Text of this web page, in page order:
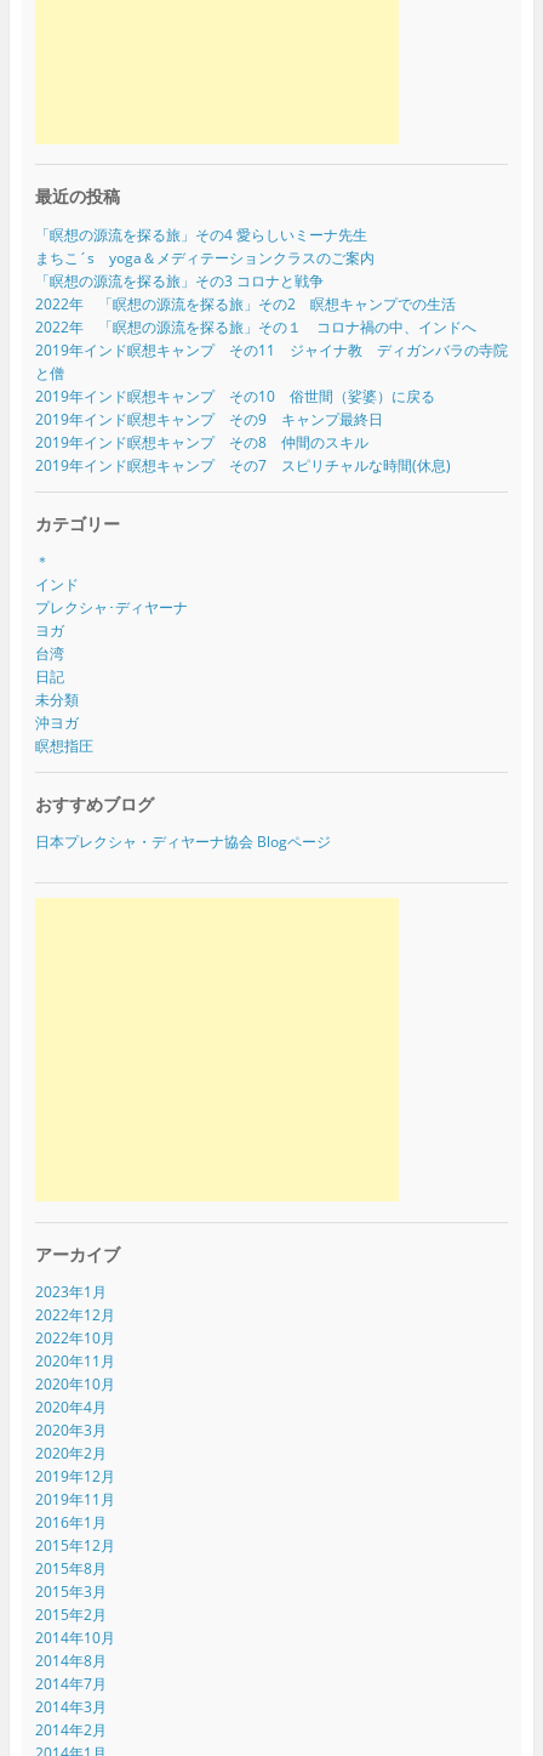
最近の投稿
「瞑想の源流を探る旅」その4 愛らしいミーナ先生
まちこ´s yoga＆メディテーションクラスのご案内
「瞑想の源流を探る旅」その3 コロナと戦争
2022年 「瞑想の源流を探る旅」その2 瞑想キャンプでの生活
2022年 「瞑想の源流を探る旅」その１ コロナ禍の中、インドへ
2019年インド瞑想キャンプ その11 ジャイナ教 ディガンバラの寺院
と僧
2019年インド瞑想キャンプ その10 俗世間（娑婆）に戻る
2019年インド瞑想キャンプ その9 キャンプ最終日
2019年インド瞑想キャンプ その8 仲間のスキル
2019年インド瞑想キャンプ その7 スピリチャルな時間(休息)
カテゴリー
＊
インド
プレクシャ･ディヤーナ
ヨガ
台湾
日記
未分類
沖ヨガ
瞑想指圧
おすすめブログ
日本プレクシャ・ディヤーナ協会 Blogページ
アーカイブ
2023年1月
2022年12月
2022年10月
2020年11月
2020年10月
2020年4月
2020年3月
2020年2月
2019年12月
2019年11月
2016年1月
2015年12月
2015年8月
2015年3月
2015年2月
2014年10月
2014年8月
2014年7月
2014年3月
2014年2月